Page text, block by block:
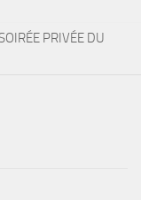
PRIVÉE DU